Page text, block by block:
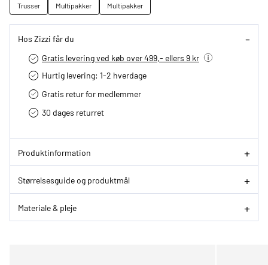
Trusser Multipakker Multipakker
Hos Zizzi får du
Gratis levering ved køb over 499,- ellers 9 kr
Hurtig levering­: 1-2 hverdage
Gratis retur for medlemmer
30 dages returret
Produktinformation
Størrelsesguide og produktmål
Materiale & pleje